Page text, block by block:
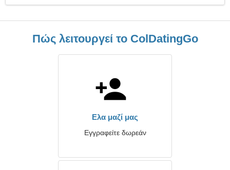
Πώς λειτουργεί το ColDatingGo
Ελα μαζί μας
Εγγραφείτε δωρεάν